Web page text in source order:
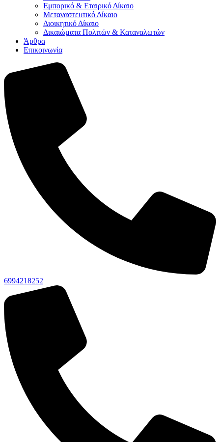
Εμπορικό & Εταιρικό Δίκαιο
Μεταναστευτικό Δίκαιο
Διοικητικό Δίκαιο
Δικαιώματα Πολιτών & Καταναλωτών
Άρθρα
Επικοινωνία
6994218252